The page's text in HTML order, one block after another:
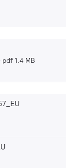
pdf 1.4 MB